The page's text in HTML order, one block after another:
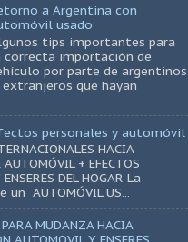
a Argentina con
usado
tips importantes para
correcta importación de
por parte de argentinos
que hayan
personales y automóvil
HACIA
+ EFECTOS
DEL HOGAR La
AUTOMÓVIL US...
MUDANZA HACIA